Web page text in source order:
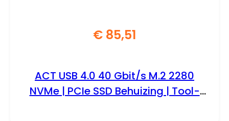
€ 85,51
ACT USB 4.0 40 Gbit/s M.2 2280
NVMe | PCIe SSD Behuizing | Tool-